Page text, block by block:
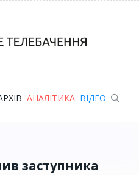
АНАЛІТИКА ВІДЕО
заступника